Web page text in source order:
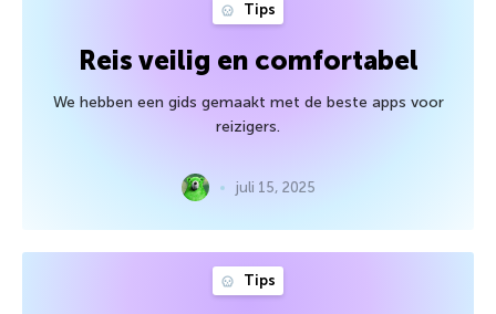
Tips
Reis veilig en comfortabel
We hebben een gids gemaakt met de beste apps voor
reizigers.
juli 15, 2025
Tips